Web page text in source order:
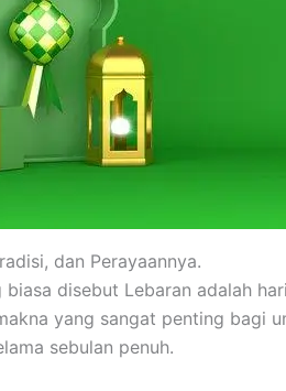
dan Perayaannya.
disebut Lebaran adalah
yang sangat penting bagi
sebulan penuh.